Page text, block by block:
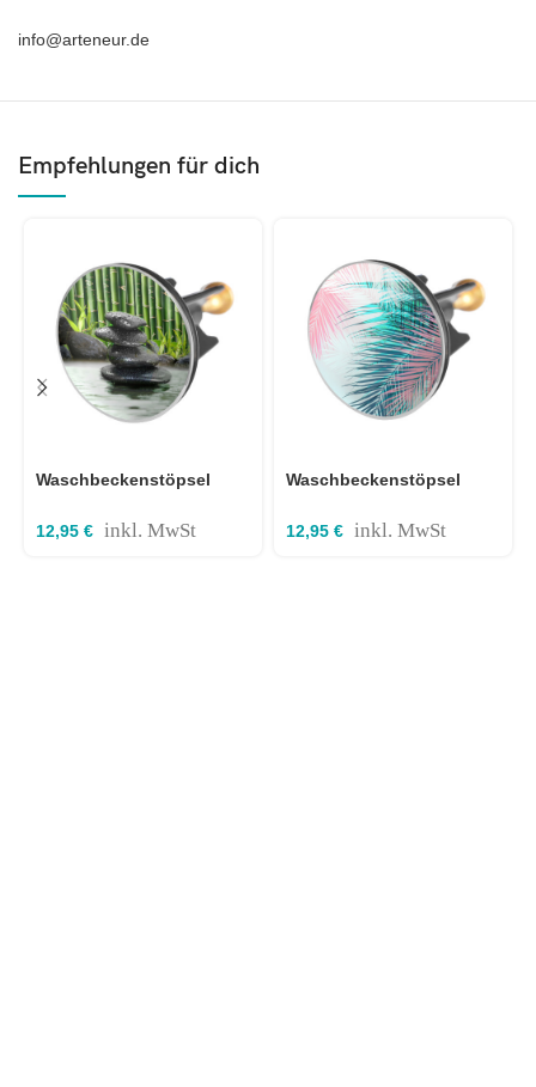
info@arteneur.de
Empfehlungen für dich
Waschbeckenstöpsel
Durchmesser
12,95 € inkl. MwSt
Waschbeckenstöpsel
Durchmesser
12,95 € inkl. MwSt